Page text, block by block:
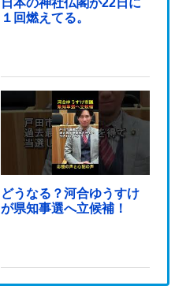
日本の神社仏閣が22日に
１回燃えてる。
どうなる？河合ゆうすけ
が県知事選へ立候補！